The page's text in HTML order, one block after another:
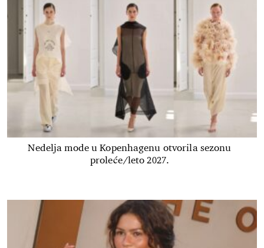
Nedelja mode u Kopenhagenu otvorila sezonu
proleće/leto 2027.